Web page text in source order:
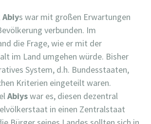
Abiys war mit großen Erwartungen
verbunden. Im
die Frage, wie er mit der
im Land umgehen würde. Bisher
System, d.h. Bundesstaaten,
Kriterien eingeteilt waren.
Abiyswar es, diesen dezentral
in einen Zentralstaat